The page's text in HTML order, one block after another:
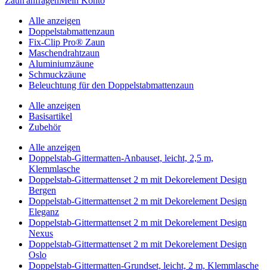
Alle anzeigen
Doppelstabmattenzaun
Fix-Clip Pro® Zaun
Maschendrahtzaun
Aluminiumzäune
Schmuckzäune
Beleuchtung für den Doppelstabmattenzaun
Alle anzeigen
Basisartikel
Zubehör
Alle anzeigen
Doppelstab-Gittermatten-Anbauset, leicht, 2,5 m,
Klemmlasche
Doppelstab-Gittermattenset 2 m mit Dekorelement Design
Bergen
Doppelstab-Gittermattenset 2 m mit Dekorelement Design
Eleganz
Doppelstab-Gittermattenset 2 m mit Dekorelement Design
Nexus
Doppelstab-Gittermattenset 2 m mit Dekorelement Design
Oslo
Doppelstab-Gittermatten-Grundset, leicht, 2 m, Klemmlasche